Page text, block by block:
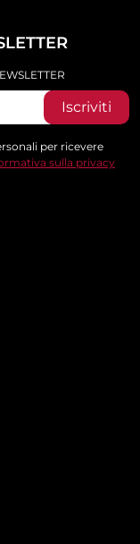
Iscriviti
per ricevere
sulla privacy